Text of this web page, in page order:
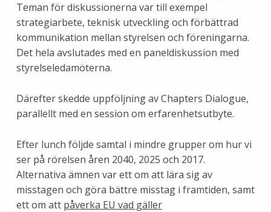
Teman för diskussionerna var till exempel
strategiarbete, teknisk utveckling och förbättrad
kommunikation mellan styrelsen och föreningarna.
Det hela avslutades med en paneldiskussion med
styrelseledamöterna.
Därefter skedde uppföljning av Chapters Dialogue,
parallellt med en session om erfarenhetsutbyte.
Efter lunch följde samtal i mindre grupper om hur vi
ser på rörelsen åren 2040, 2025 och 2017.
Alternativa ämnen var ett om att lära sig av
misstagen och göra bättre misstag i framtiden, samt
ett om att påverka EU vad gäller